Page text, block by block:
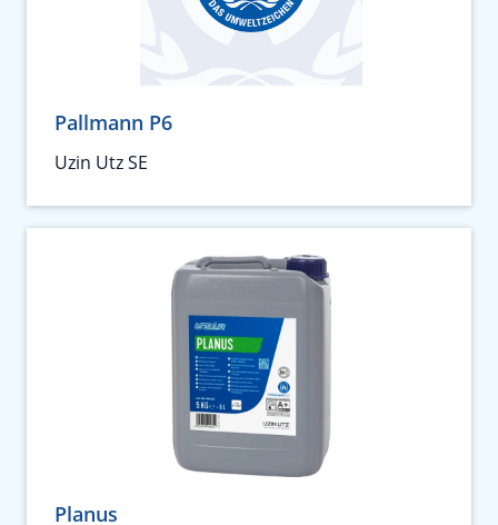
Pallmann P6
Uzin Utz SE
Planus